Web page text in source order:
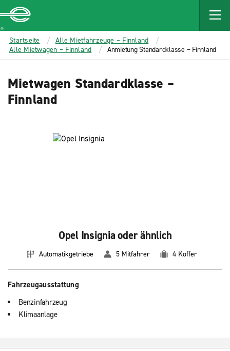
MAIN
CONTENT
Enterprise
Startseite
Alle Mietfahrzeuge – Finnland
Alle Mietwagen – Finnland
Anmietung Standardklasse – Finnland
Mietwagen Standardklasse –
Finnland
Opel Insignia oder ähnlich
Automatikgetriebe 5 Mitfahrer 4 Koffer
Fahrzeugausstattung
Benzinfahrzeug
Klimaanlage